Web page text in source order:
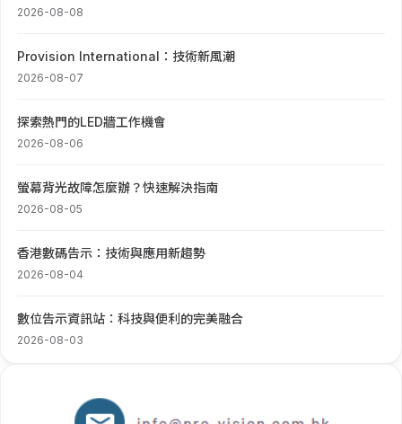
2026-08-08
Provision International：技術新風潮
2026-08-07
探索熱門的LED牆工作機會
2026-08-06
螢幕背光故障怎麼辦？快速解決指南
2026-08-05
香港數碼告示：技術與應用新趨勢
2026-08-04
數位告示資訊站：科技與便利的完美融合
2026-08-03